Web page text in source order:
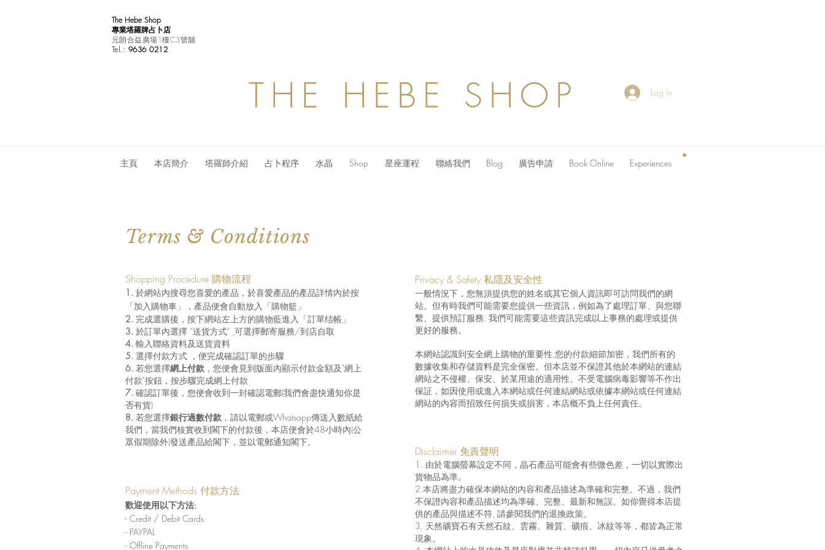
The Hebe Shop
專業塔羅牌占卜店
元朗合益廣場1樓C3號舖
Tel.: 9636 0212
THE HEBE SHOP Log In
主頁 本店簡介 塔羅師介紹 占卜程序 水晶 Shop 星座運程 聯絡我們 Blog 廣告申請 Book Online Experiences
Terms & Conditions
Shopping Procedure 購物流程
1. 於網站內搜尋您喜愛的產品，於喜愛產品的產品詳情內於按
「加入購物車」，產品便會自動放入「購物籃」
2. 完成選購後，按下網站左上方的購物藍進入「訂單结帳」
3. 於訂單內選擇 “送貨方式" ,可選擇郵寄服務/到店自取
4. 輸入聯絡資料及送貨資料
5. 選擇付款方式 ，便完成確認訂單的步驟
6. 若您選擇網上付款 ，您便會見到版面內顯示付款金額及"網上
付款"按鈕，按步驟完成網上付款
7. 確認訂單後，您便會收到一封確認電郵(我們會盡快通知你是
否有貨)
8. 若您選擇銀行過數付款 ，請以電郵或Whatsapp傳送入數紙給
我們，當我們核實收到閣下的付款後，本店便會於48小時內(公
眾假期除外)發送產品給閣下，並以電郵通知閣下。
Payment Methods 付款方法
歡迎使用以下方法:
- Credit / Debit Cards
- PAYPAL
- Offline Payments
Privacy & Safety 私隱及安全性
一般情況下，您無須提供您的姓名或其它個人資訊即可訪問我們的網
站。但有時我們可能需要您提供一些資訊，例如為了處理訂單、與您聯
繫、提供預訂服務. 我們可能需要這些資訊完成以上事務的處理或提供
更好的服務。
本網站認識到安全網上購物的重要性,您的付款細節加密，我們所有的
數據收集和存儲資料是完全保密。但本店並不保證其他於本網站的連結
網站之不侵權、保安、於某用途的適用性、不受電腦病毒影響等不作出
保証，如因使用或進入本網站或任何連結網站或依據本網站或任何連結
網站的內容而招致任何損失或損害，本店概不負上任何責任。
Disclaimer 免責聲明
1. 由於電腦螢幕設定不同，晶石產品可能會有些微色差，一切以實際出
貨物品為準。
2.本店將盡力確保本網站的內容和產品描述為準確和完整。不過，我們
不保證內容和產品描述均為準確、完整、最新和無誤。如你覺得本店提
供的產品與描述不符, 請參閱我們的退換政策。
3. 天然礦寶石有天然石紋、雲霧、雜質、礦痕、冰紋等等，都皆為正常
現象。